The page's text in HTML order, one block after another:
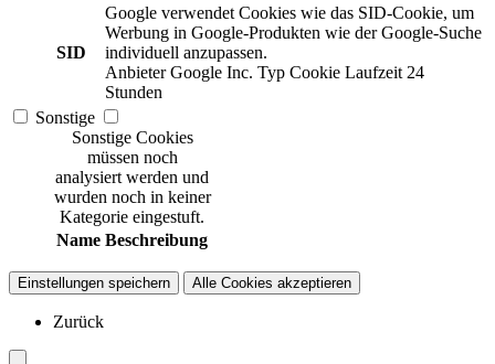
SID
Google verwendet Cookies wie das SID-Cookie, um
Werbung in Google-Produkten wie der Google-Suche
individuell anzupassen.
Anbieter Google Inc. Typ Cookie Laufzeit 24
Stunden
Sonstige
Sonstige Cookies
müssen noch
analysiert werden und
wurden noch in keiner
Kategorie eingestuft.
Name Beschreibung
Einstellungen speichern Alle Cookies akzeptieren
Zurück